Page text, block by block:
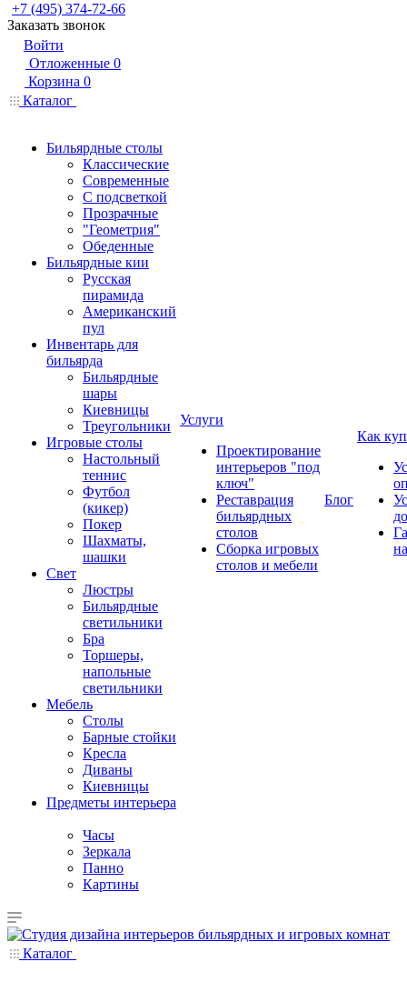
+7 (495) 374-72-66
Заказать звонок
Войти
Отложенные 0
Корзина 0
Каталог
Бильярдные столы
Классические
Современные
С подсветкой
Прозрачные
"Геометрия"
Обеденные
Бильярдные кии
Русская
пирамида
Американский
пул
Инвентарь для
бильярда
Бильярдные
шары
Киевницы
Треугольники
Игровые столы
Настольный
теннис
Футбол
(кикер)
Покер
Шахматы,
шашки
Свет
Люстры
Бильярдные
светильники
Бра
Торшеры,
напольные
светильники
Мебель
Столы
Барные стойки
Кресла
Диваны
Киевницы
Предметы интерьера
Часы
Зеркала
Панно
Картины
Услуги
Проектирование
интерьеров "под
ключ"
Реставрация
бильярдных
столов
Сборка игровых
столов и мебели
Блог
Как
Каталог